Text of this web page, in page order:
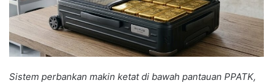
Sistem perbankan makin ketat di bawah pantauan PPATK,